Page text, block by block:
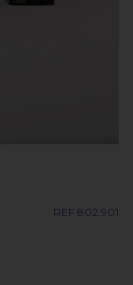
REF 802.901